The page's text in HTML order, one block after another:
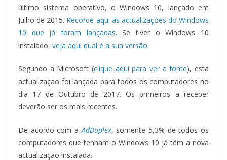
último sistema operativo, o Windows 10, lançado em
Julho de 2015. Recorde aqui as actualizações do Windows
10 que já foram lançadas. Se tiver o Windows 10
instalado, veja aqui qual é a sua versão.
Segundo a Microsoft (clique aqui para ver a fonte), esta
actualização foi lançada para todos os computadores no
dia 17 de Outubro de 2017. Os primeiros a receber
deverão ser os mais recentes.
De acordo com a AdDuplex, somente 5,3% de todos os
computadores que tenham o Windows 10 já têm a nova
actualização instalada.